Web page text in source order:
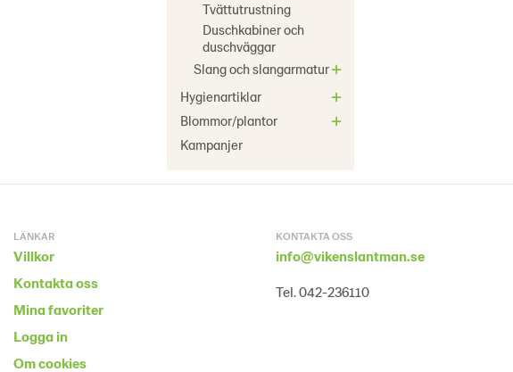
Tvättutrustning
Duschkabiner och
duschväggar
Slang och slangarmatur
Hygienartiklar
Blommor/plantor
Kampanjer
LÄNKAR
Villkor
Kontakta oss
Mina favoriter
Logga in
Om cookies
KONTAKTA OSS
info@vikenslantman.se
Tel. 042-236110